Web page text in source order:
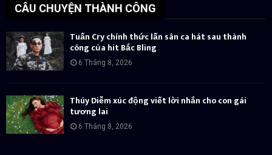
CÂU CHUYỆN THÀNH CÔNG
Tuấn Cry chính thức lấn sân ca hát sau thành
công của hit Bắc Bling
6 Tháng 8, 2026
Thúy Diễm xúc động viết lời nhắn cho con gái
tương lai
6 Tháng 8, 2026